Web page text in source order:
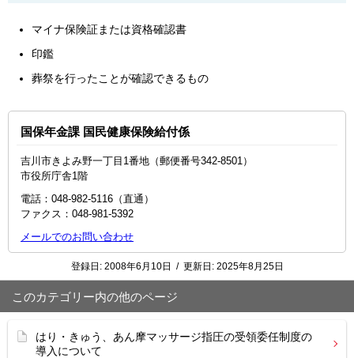
マイナ保険証または資格確認書
印鑑
葬祭を行ったことが確認できるもの
国保年金課 国民健康保険給付係
吉川市きよみ野一丁目1番地（郵便番号342-8501）
市役所庁舎1階
電話：048-982-5116（直通）
ファクス：048‐981‐5392
メールでのお問い合わせ
登録日: 2008年6月10日 / 更新日: 2025年8月25日
このカテゴリー内の他のページ
はり・きゅう、あん摩マッサージ指圧の受領委任制度の
導入について